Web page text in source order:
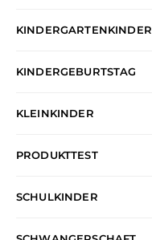
KINDERGARTENKINDER
KINDERGEBURTSTAG
KLEINKINDER
PRODUKTTEST
SCHULKINDER